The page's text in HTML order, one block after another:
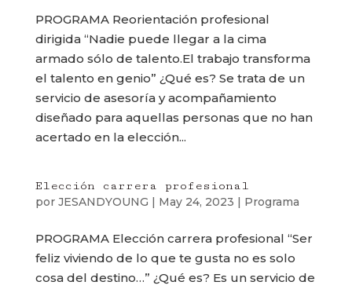
PROGRAMA Reorientación profesional
dirigida “Nadie puede llegar a la cima
armado sólo de talento.El trabajo transforma
el talento en genio” ¿Qué es? Se trata de un
servicio de asesoría y acompañamiento
diseñado para aquellas personas que no han
acertado en la elección...
Elección carrera profesional
por JESANDYOUNG | May 24, 2023 | Programa
PROGRAMA Elección carrera profesional “Ser
feliz viviendo de lo que te gusta no es solo
cosa del destino…” ¿Qué es? Es un servicio de